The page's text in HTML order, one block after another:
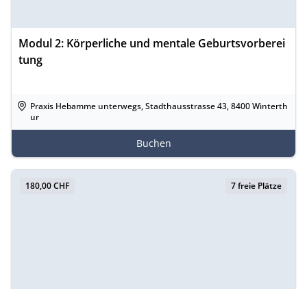
Modul 2: Körperliche und mentale Geburtsvorberei
tung
Praxis Hebamme unterwegs, Stadthausstrasse 43, 8400 Winterth
ur
Buchen
180,00 CHF 7 freie Plätze